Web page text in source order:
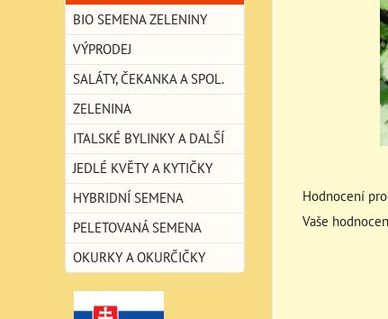
Hodnocení
Vaše
BIO SEMENA ZELENINY
VÝPRODEJ
SALÁTY, ČEKANKA A SPOL.
ZELENINA
ITALSKÉ BYLINKY A DALŠÍ
JEDLÉ KVĚTY A KYTIČKY
HYBRIDNÍ SEMENA
PELETOVANÁ SEMENA
OKURKY A OKURČIČKY